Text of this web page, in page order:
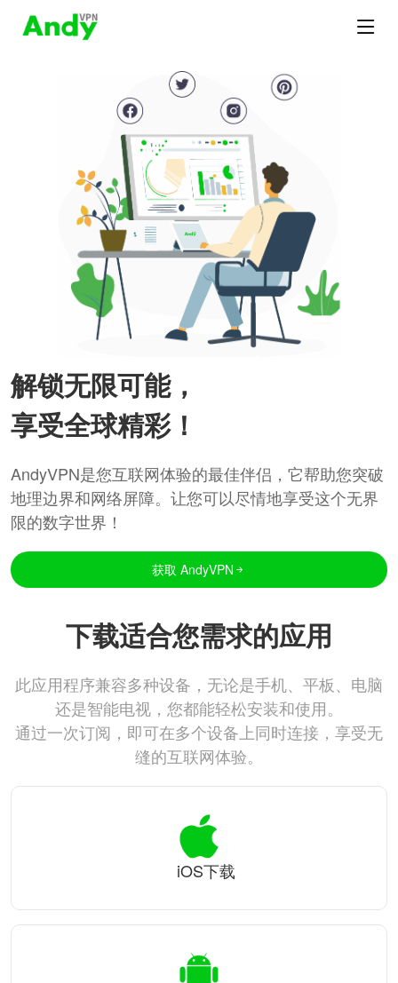
解锁无限可能，
享受全球精彩！
AndyVPN是您互联网体验的最佳伴侣，它帮助您突破
地理边界和网络屏障。让您可以尽情地享受这个无界
限的数字世界！
获取 AndyVPN
下载适合您需求的应用
此应用程序兼容多种设备，无论是手机、平板、电脑
还是智能电视，您都能轻松安装和使用。
通过一次订阅，即可在多个设备上同时连接，享受无
缝的互联网体验。
iOS下载